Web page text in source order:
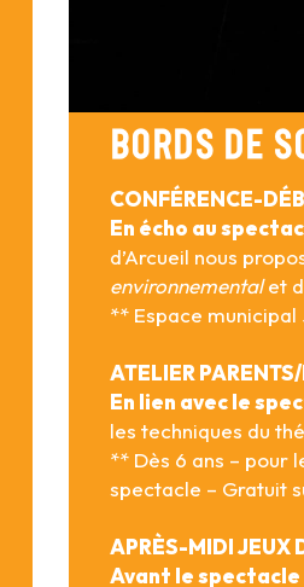
BORDS DE
CONFÉRENCE-
En écho au
d’Arcueil nous
environnementalet
** Espace municipal
ATELIER
En lien avec le
les techniques du
** Dès 6 ans – pour
spectacle – Gratuit
APRÈS-MIDI JEUX
Avant le spectacle